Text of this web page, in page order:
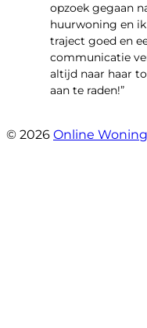
opzoek gegaan
huurwoning en
traject goed en
communicatie
altijd naar haar
aan te raden!”
© 2026 Online